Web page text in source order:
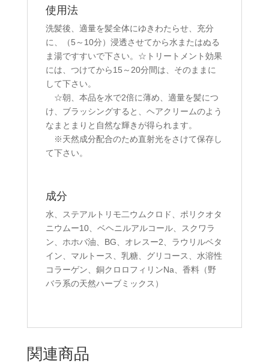
使用法
洗髪後、適量を髪全体にゆきわたらせ、充分
に、（5～10分）浸透させてから水またはぬる
ま湯ですすいで下さい。☆トリートメント効果
には、つけてから15～20分間は、そのままに
して下さい。
☆朝、本品を水で2倍に薄め、適量を髪につ
け、ブラッシングすると、ヘアクリームのよう
なまとまりと自然な輝きが得られます。
※天然成分配合のため直射光をさけて保存し
て下さい。
成分
水、ステアルトリモ二ウムクロド、ポリクオタ
ニウムー10、ベヘニルアルコール、スクワラ
ン、ホホバ油、BG、オレスー2、ラウリルベタ
イン、マルトース、乳糖、グリコース、水溶性
コラーゲン、銅クロロフィリンNa、香料（野
バラ系の天然ハーブミックス）
関連商品